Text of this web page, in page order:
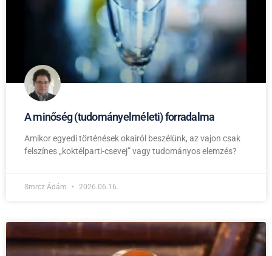
A minőség (tudományelméleti) forradalma
Amikor egyedi történések okairól beszélünk, az vajon csak
felszínes „koktélparti-csevej” vagy tudományos elemzés?
Smrcz Ádám 2026.06.16.